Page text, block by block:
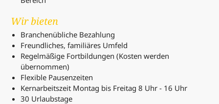
Wir bieten
Branchenübliche Bezahlung
Freundliches, familiäres Umfeld
Regelmäßige Fortbildungen (Kosten werden
übernommen)
Flexible Pausenzeiten
Kernarbeitszeit Montag bis Freitag 8 Uhr - 16 Uhr
30 Urlaubstage